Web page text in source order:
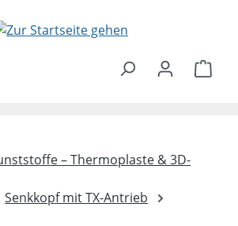
– Thermoplaste & 3D-
Senkkopf mit TX-Antrieb